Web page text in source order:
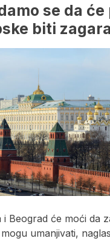
se da će
biti
Beograd će moći da
umanjivati,